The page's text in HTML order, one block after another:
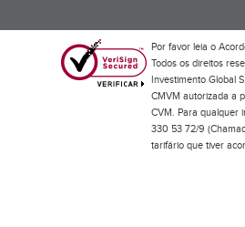
Por favor leia o
Todos os direitos
Investimento Global
CMVM autorizada a
CVM. Para qualquer
330 53 72/9
tarifário que tiver